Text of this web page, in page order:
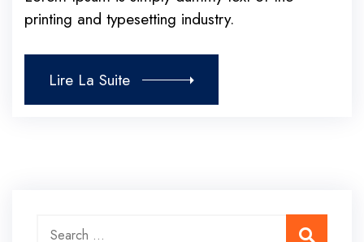
printing and typesetting industry.
Lire La Suite
Search for: